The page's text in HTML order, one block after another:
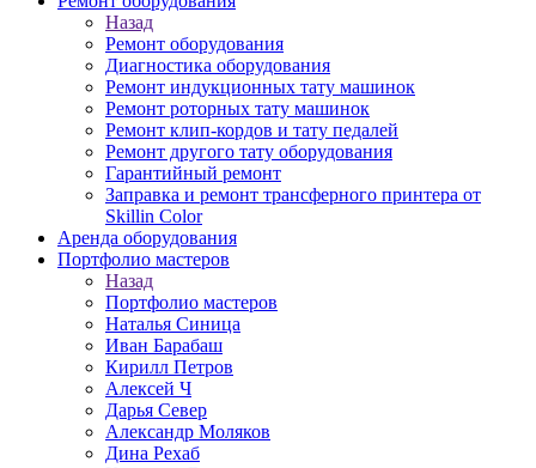
Назад
Ремонт оборудования
Диагностика оборудования
Ремонт индукционных тату машинок
Ремонт роторных тату машинок
Ремонт клип-кордов и тату педалей
Ремонт другого тату оборудования
Гарантийный ремонт
Заправка и ремонт трансферного принтера от
Skillin Color
Аренда оборудования
Портфолио мастеров
Назад
Портфолио мастеров
Наталья Синица
Иван Барабаш
Кирилл Петров
Алексей Ч
Дарья Север
Александр Моляков
Дина Рехаб